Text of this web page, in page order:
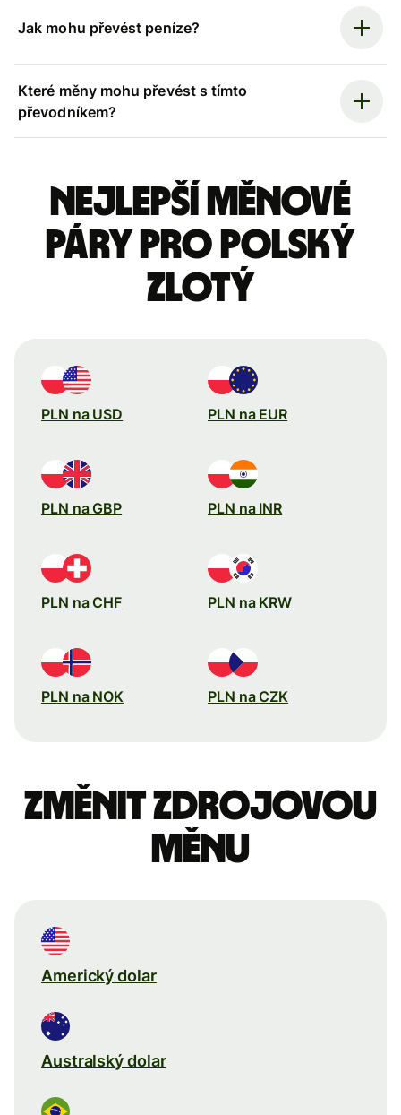
Jak mohu převést peníze?
Které měny mohu převést s tímto
převodníkem?
Nejlepší měnové
páry pro polský
zlotý
PLN na USD PLN na EUR
PLN na GBP PLN na INR
PLN na CHF PLN na KRW
PLN na NOK PLN na CZK
Změnit zdrojovou
měnu
Americký dolar
Australský dolar